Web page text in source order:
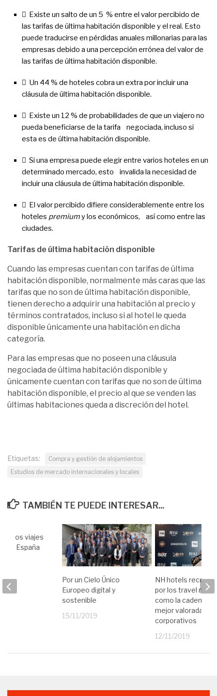
 Existe un salto de un 5 % entre el valor percibido de
las tarifas de última habitación disponible y el real. Esto
puede traducirse en pérdidas anuales millonarias para las
empresas debido a una percepción errónea del valor de
las tarifas de última habitación disponible.
 Un 44 % de hoteles cobra un extra por incluir una
cláusula de última habitación disponible.
 Existe un 12 % de probabilidades de que un viajero no
pueda beneficiarse de la tarifa negociada, incluso si
esta es de última habitación disponible.
 Si una empresa puede elegir entre varios hoteles en un
determinado mercado, esto invalida la necesidad de
incluir una cláusula de última habitación disponible.
 El valor percibido difiere considerablemente entre los
hoteles premiumy los económicos, así como entre las
ciudades.
Tarifas de última habitación disponible
Cuando las empresas cuentan con tarifas de última
habitación disponible, normalmente más caras que las
tarifas que no son de última habitación disponible,
tienen derecho a adquirir una habitación al precio y
términos contratados, incluso si al hotel le queda
disponible únicamente una habitación en dicha
categoría.
Para las empresas que no poseen una cláusula
negociada de última habitación disponible y
únicamente cuentan con tarifas que no son de última
habitación disponible, el precio al que se venden las
últimas habitaciones queda a discreción del hotel.
Etiquetas:
Compra y gestión de alojamientos
Estudios de mercado internacionales y locales
TAMBIÉN TE PUEDE INTERESAR...
Por un Cielo Único
Europeo digital y
sostenible
15/11/2019
NH hotels
por los travel
como la cadena
mejor valorada en
corporativos
12/11/2019
de los viajes
en España